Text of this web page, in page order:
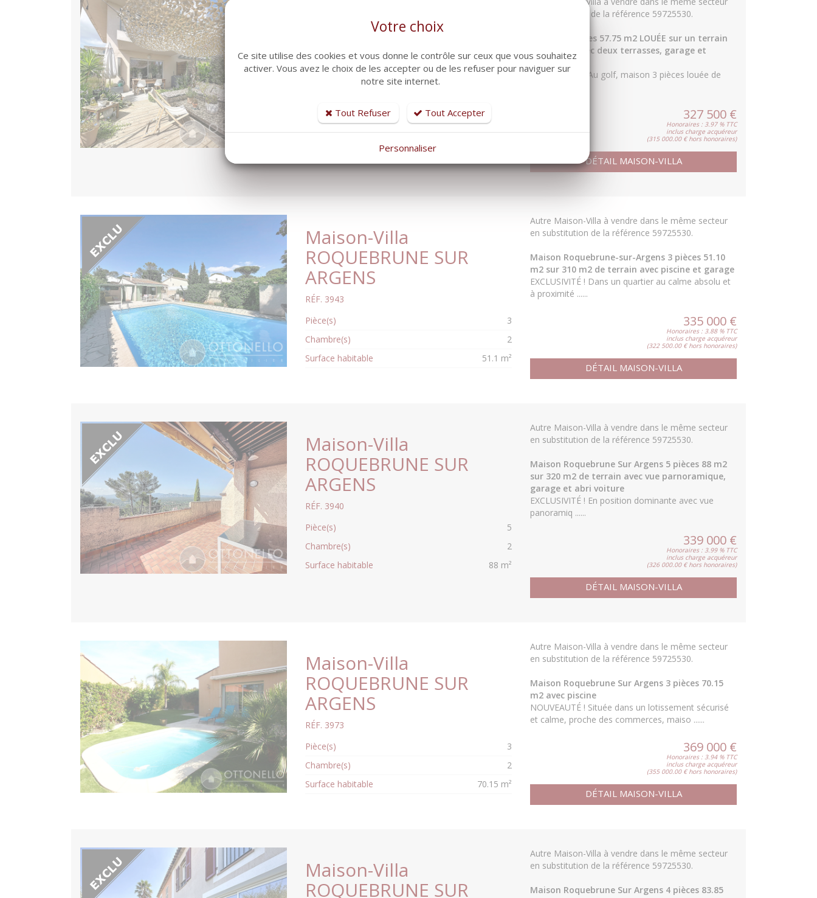
Maison-Villa
ROQUEBRUNE SUR
ARGENS
Chambre(s)
en substitution de la référence 59725530.
Maison 3 pièces 57.75 m2 LOUÉE sur un terrain
de 188 m2 avec deux terrasses, garage et
parking
NOUVEAUTÉ ! Au golf, maison 3 pièces louée de
327 500 €
Honoraires : 3.97 % TTC
inclus charge acquéreur
(315 000.00 € hors honoraires)
DÉTAIL MAISON-VILLA
Maison-Villa
ROQUEBRUNE SUR
ARGENS
RÉF. 3943
Pièce(s)
3
Chambre(s)
2
Surface habitable
51.1 m²
Autre Maison-Villa à vendre dans le même secteur
en substitution de la référence 59725530.
Maison Roquebrune-sur-Argens 3 pièces 51.10
m2 sur 310 m2 de terrain avec piscine et garage
EXCLUSIVITÉ ! Dans un quartier au calme absolu et
à proximité ......
335 000 €
Honoraires : 3.88 % TTC
inclus charge acquéreur
(322 500.00 € hors honoraires)
DÉTAIL MAISON-VILLA
Maison-Villa
ROQUEBRUNE SUR
ARGENS
RÉF. 3940
Pièce(s)
5
Chambre(s)
2
Surface habitable
88 m²
Autre Maison-Villa à vendre dans le même secteur
en substitution de la référence 59725530.
Maison Roquebrune Sur Argens 5 pièces 88 m2
sur 320 m2 de terrain avec vue parnoramique,
garage et abri voiture
EXCLUSIVITÉ ! En position dominante avec vue
panoramiq ......
339 000 €
Honoraires : 3.99 % TTC
inclus charge acquéreur
(326 000.00 € hors honoraires)
DÉTAIL MAISON-VILLA
Maison-Villa
ROQUEBRUNE SUR
ARGENS
RÉF. 3973
Pièce(s)
3
Chambre(s)
2
Surface habitable
70.15 m²
Autre Maison-Villa à vendre dans le même secteur
en substitution de la référence 59725530.
Maison Roquebrune Sur Argens 3 pièces 70.15
m2 avec piscine
NOUVEAUTÉ ! Située dans un lotissement sécurisé
et calme, proche des commerces, maiso ......
369 000 €
Honoraires : 3.94 % TTC
inclus charge acquéreur
(355 000.00 € hors honoraires)
DÉTAIL MAISON-VILLA
Maison-Villa
ROQUEBRUNE SUR
Autre Maison-Villa à vendre dans le même secteur
en substitution de la référence 59725530.
Maison Roquebrune Sur Argens 4 pièces 83.85
Votre choix
Ce site utilise des cookies et vous donne le contrôle sur ceux que vous souhaitez
activer. Vous avez le choix de les accepter ou de les refuser pour naviguer sur
notre site internet.
Tout Refuser Tout Accepter
Personnaliser